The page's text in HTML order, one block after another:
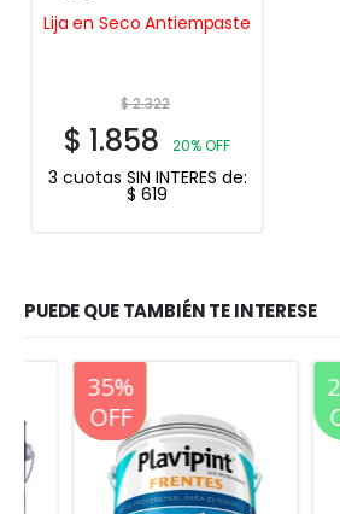
Lija en Seco Antiempaste
$2.322
$ 1.858 20% OFF
3 cuotas SIN INTERES de:
$ 619
PUEDE QUE TAMBIÉN TE INTERESE
20%
OFF
35%
OFF
20%
OFF